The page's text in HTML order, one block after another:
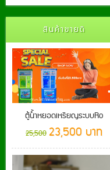
สินค้าขายดี
ตู้น้ำหยอดเหรียญระบบRo
25,500 23,500 บาท